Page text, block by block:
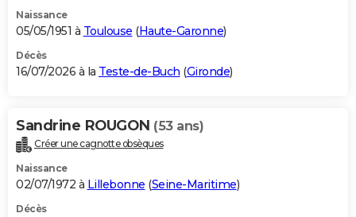
Destinations
City break
Voyage nature
Voyage de noces
Forum
Climat
+PHOTO
GUIDES D'ACHAT
BONS PLANS
Carte de Noël
Carte Bonne année
Carte Saint-Valentin
Carte Pâques
Carte d'anniversaire
DICTIONNAIRE
Dictionnaire
Biographies
Citations
Expressions
Proverbes
PROGRAMME TV
Naissance
05/05/1951 à Toulouse (Haute-Garonne)
Décès
16/07/2026 à la Teste-de-Buch (Gironde)
Sandrine ROUGON (53 ans)
Créer une cagnotte obsèques
Naissance
02/07/1972 à Lillebonne (Seine-Maritime)
Décès